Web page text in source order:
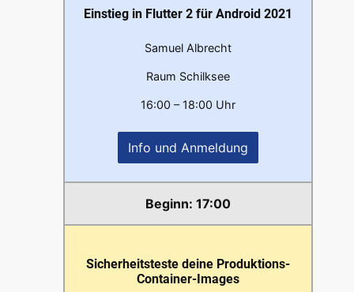
Einstieg in Flutter 2 für Android 2021
Samuel Albrecht
Raum Schilksee
16:00 – 18:00 Uhr
Info und Anmeldung
17:00
Sicherheitsteste deine Produktions-
Container-Images